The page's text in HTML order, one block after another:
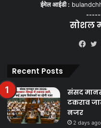
ईमेल आईडी :
सोशल
Recent Posts
संसद
टकराव
नजर
2 days ago